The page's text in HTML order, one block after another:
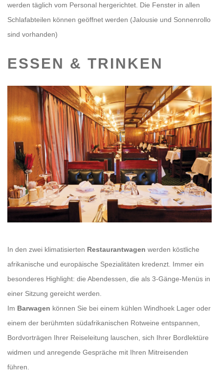
werden täglich vom Personal hergerichtet. Die Fenster in allen
Schlafabteilen können geöffnet werden (Jalousie und Sonnenrollo
sind vorhanden)
ESSEN & TRINKEN
In den zwei klimatisierten Restaurantwagen werden köstliche
afrikanische und europäische Spezialitäten kredenzt. Immer ein
besonderes Highlight: die Abendessen, die als 3-Gänge-Menüs in
einer Sitzung gereicht werden.
Im Barwagen können Sie bei einem kühlen Windhoek Lager oder
einem der berühmten südafrikanischen Rotweine entspannen,
Bordvorträgen Ihrer Reiseleitung lauschen, sich Ihrer Bordlektüre
widmen und anregende Gespräche mit Ihren Mitreisenden
führen.